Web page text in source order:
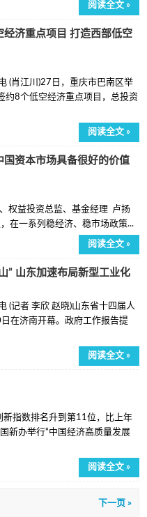
阅读全文 »
经济重点项目 打造西部低空
江川)27日，重庆市巴南区举
约8个低空经济重点项目，总投资
阅读全文 »
国资本市场具备很好的价值
权益投资总监、基金经理 卢扬
在一系列稳经济、稳市场政策...
阅读全文 »
” 山东加速布局新型工业化
者 李欣 赵晓)山东省十四届人
在济南开幕。政府工作报告提
阅读全文 »
指数排名升到第11位，比上年
办举行“中国经济高质量发展
阅读全文 »
下一页 »